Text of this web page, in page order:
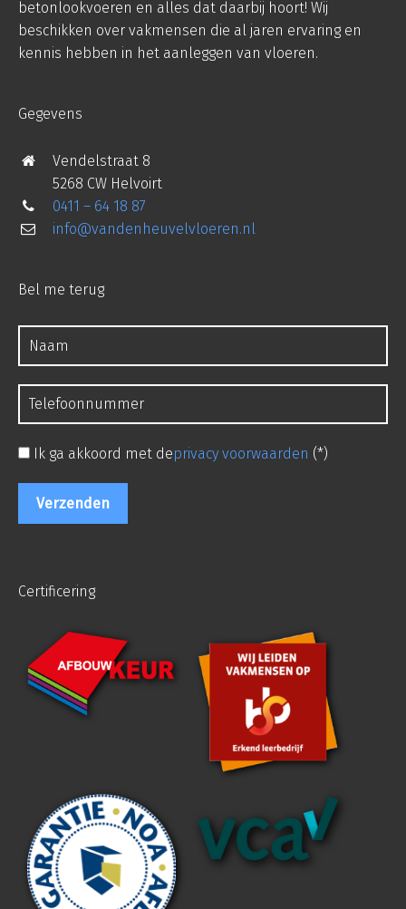
betonlookvoeren en alles dat daarbij hoort! Wij
beschikken over vakmensen die al jaren ervaring en
kennis hebben in het aanleggen van vloeren.
Gegevens
Vendelstraat 8
5268 CW Helvoirt
0411 – 64 18 87
info@vandenheuvelvloeren.nl
Bel me terug
Ik ga akkoord met deprivacy voorwaarden (*)
Certificering